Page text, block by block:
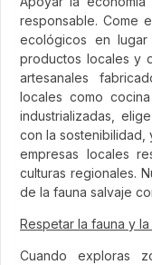
responsable. Come
ecológicos en lugar
productos locales y
artesanales
locales como
industrializadas,
con la
empresas locales
culturas regionales.
de la fauna salvaje
Respetar la fauna y
Cuando exploras